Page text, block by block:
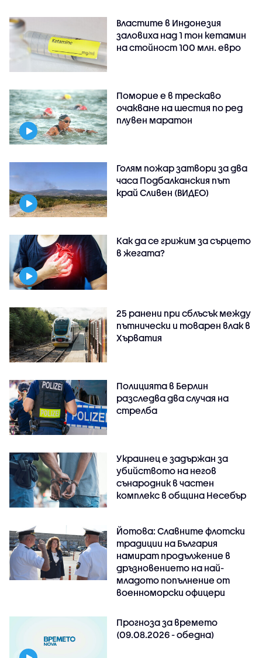
Властите в Индонезия
заловиха над 1 тон кетамин
на стойност 100 млн. евро
Поморие е в трескаво
очакване на шестия по ред
плувен маратон
Голям пожар затвори за два
часа Подбалканския път
край Сливен (ВИДЕО)
Как да се грижим за сърцето
в жегата?
25 ранени при сблъсък между
пътнически и товарен влак в
Хърватия
Полицията в Берлин
разследва два случая на
стрелба
Украинец е задържан за
убийството на негов
сънародник в частен
комплекс в община Несебър
Йотова: Славните флотски
традиции на България
намират продължение в
дръзновението на най-
младото попълнение от
военноморски офицери
Прогноза за времето
(09.08.2026 - обедна)